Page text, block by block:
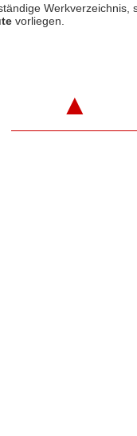
Werkverzeichnis,
vorliegen.
▲